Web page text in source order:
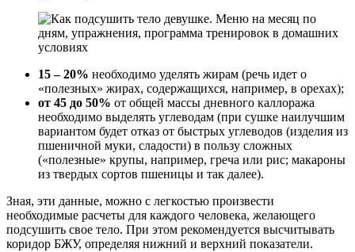
15 – 20% необходимо уделять жирам (речь идет о
«полезных» жирах, содержащихся, например, в орехах);
от 45 до 50% от общей массы дневного каллоража
необходимо выделять углеводам (при сушке наилучшим
вариантом будет отказ от быстрых углеводов (изделия из
пшеничной муки, сладости) в пользу сложных
(«полезные» крупы, например, греча или рис; макароны
из твердых сортов пшеницы и так далее).
Зная, эти данные, можно с легкостью произвести
необходимые расчеты для каждого человека, желающего
подсушить свое тело. При этом рекомендуется высчитывать
коридор БЖУ, определяя нижний и верхний показатели.